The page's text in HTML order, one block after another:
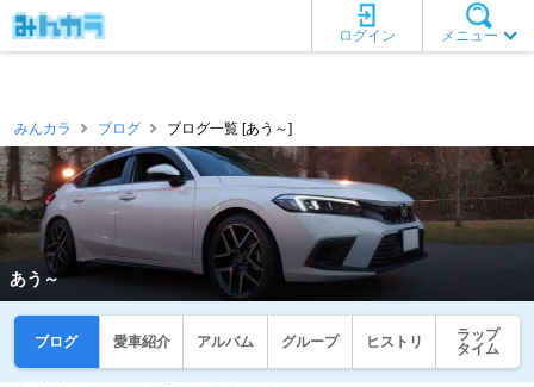
メニュー
ログイン
みんカラ ブログ ブログ一覧 [あう～]
あう～
ブログ 愛車紹介 アルバム グループ ヒストリ
ラップ
タイム